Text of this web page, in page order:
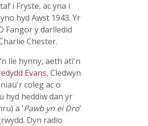
i Fryste, ac yna i
hyd Awst 1943. Yr
Fangor y darlledid
Chester.
lle hynny, aeth ati'n
Evans, Cledwyn
coleg ac o
hyd heddiw dan yr
a 'Pawb yn ei Dro'
Dyn radio